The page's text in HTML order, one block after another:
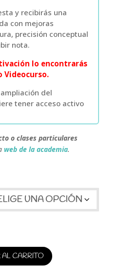
y recibirás una
con mejoras
precisión conceptual
nota.
lo encontrarás
Videocurso.
del
tener acceso activo
o clases particulares
web de la academia.
CARRITO